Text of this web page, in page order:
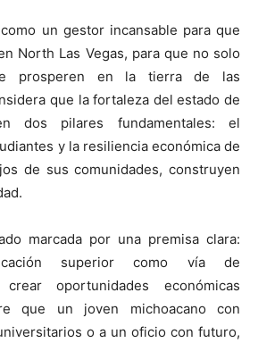
un gestor incansable para que
North Las Vegas, para que no solo
prosperen en la tierra de las
que la fortaleza del estado de
dos pilares fundamentales: el
y la resiliencia económica de
de sus comunidades, construyen
marcada por una premisa clara:
superior como vía de
oportunidades económicas
que un joven michoacano con
o a un oficio con futuro,